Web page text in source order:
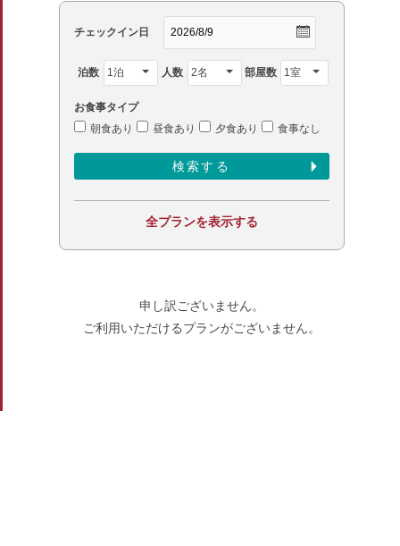
チェックイン日
泊数 人数 部屋数
お食事タイプ
朝食あり
昼食あり 夕食あり 食事なし
全プランを表示する
申し訳ございません。
ご利用いただけるプランがございません。